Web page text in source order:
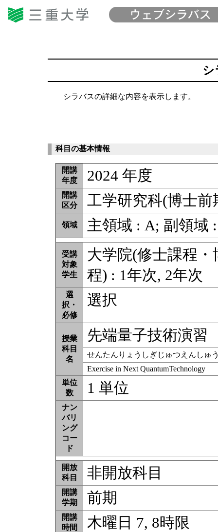
シ
シラバスの詳細な内容を表示します。
科目の基本情報
開講
年度
2024 年度
開講
区分
工学研究科(博士
領域 主領域 : A; 副領域
受講
対象
学生
大学院(修士課程
程) : 1年次, 2年次
選
択・
必修
選択
授業
科目
名
先端量子技術演習
せんたんりょうしぎじゅつえんしゅ
Exercise in Next QuantumTechnology
単位
数
1 単位
ナン
バリ
ング
コー
ド
開放
科目
非開放科目
開講
学期
前期
開講
時間
木曜日 7, 8時限